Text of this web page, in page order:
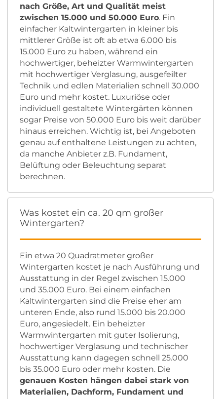
nach Größe, Art und Qualität meist
zwischen 15.000 und 50.000 Euro. Ein
einfacher Kaltwintergarten in kleiner bis
mittlerer Größe ist oft ab etwa 6.000 bis
15.000 Euro zu haben, während ein
hochwertiger, beheizter Warmwintergarten
mit hochwertiger Verglasung, ausgefeilter
Technik und edlen Materialien schnell 30.000
Euro und mehr kostet. Luxuriöse oder
individuell gestaltete Wintergärten können
sogar Preise von 50.000 Euro bis weit darüber
hinaus erreichen. Wichtig ist, bei Angeboten
genau auf enthaltene Leistungen zu achten,
da manche Anbieter z.B. Fundament,
Belüftung oder Beleuchtung separat
berechnen.
Was kostet ein ca. 20 qm großer
Wintergarten?
Ein etwa 20 Quadratmeter großer
Wintergarten kostet je nach Ausführung und
Ausstattung in der Regel zwischen 15.000
und 35.000 Euro. Bei einem einfachen
Kaltwintergarten sind die Preise eher am
unteren Ende, also rund 15.000 bis 20.000
Euro, angesiedelt. Ein beheizter
Warmwintergarten mit guter Isolierung,
hochwertiger Verglasung und technischer
Ausstattung kann dagegen schnell 25.000
bis 35.000 Euro oder mehr kosten. Die
genauen Kosten hängen dabei stark von
Materialien, Dachform, Fundament und